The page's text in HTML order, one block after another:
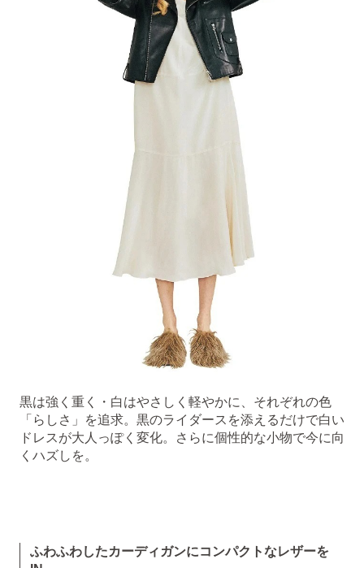
黒は強く重く・白はやさしく軽やかに、それぞれの色
「らしさ」を追求。黒のライダースを添えるだけで白い
ドレスが大人っぽく変化。さらに個性的な小物で今に向
くハズしを。
ふわふわしたカーディガンにコンパクトなレザーを